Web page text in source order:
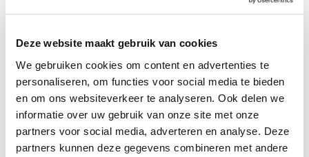
Deze website maakt gebruik van cookies
We gebruiken cookies om content en advertenties te
personaliseren, om functies voor social media te bieden
en om ons websiteverkeer te analyseren. Ook delen we
informatie over uw gebruik van onze site met onze
partners voor social media, adverteren en analyse. Deze
partners kunnen deze gegevens combineren met andere
bemoedigend
bericht
achter
voor
de
actievoerder
Laat mijn naam niet zien bij deze donatie